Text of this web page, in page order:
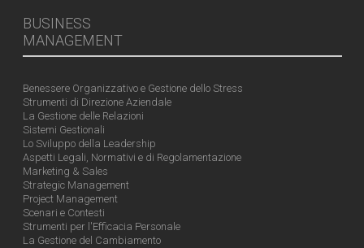
BUSINESS
MANAGEMENT
Benessere Organizzativo e Gestione dello Stress
Strumenti di Direzione Aziendale
La Gestione delle Relazioni
Sistemi Gestionali
Lo Sviluppo della Leadership
Aspetti Legali, Normativi e di Regolamentazione
Marketing & Sales
Strategic Management
Project Management
Scenari e Contesti
Strumenti per l'Efficacia Personale
La Gestione del Cambiamento